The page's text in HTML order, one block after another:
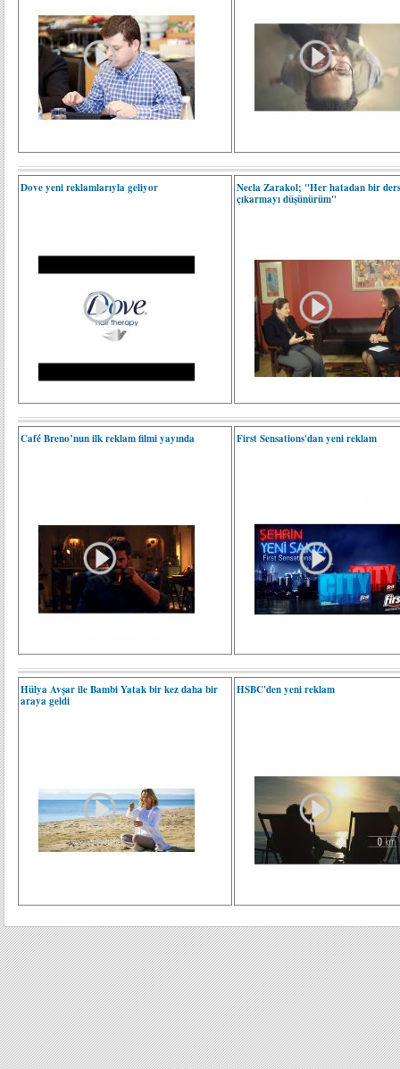
Dove yeni reklamlarıyla geliyor
Necla Zarakol; "Her hatadan bir
çıkarmayı düşünürüm"
Café Breno’nun ilk reklam filmi yayında First Sensations'dan yeni reklam
Hülya Avşar ile Bambi Yatak bir kez daha bir
araya geldi
HSBC'den yeni reklam